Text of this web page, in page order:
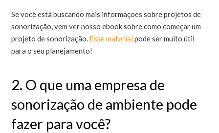
Se você está buscando mais informações sobre projetos de
sonorização, vem ver nosso ebook sobre como começar um
projeto de sonorização. Esse materialpode ser muito útil
para o seu planejamento!
2. O que uma empresa de
sonorização de ambiente pode
fazer para você?